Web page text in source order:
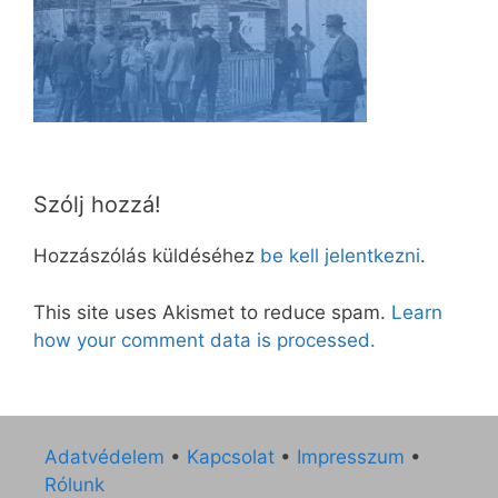
Szólj hozzá!
Hozzászólás küldéséhez be kell jelentkezni.
This site uses Akismet to reduce spam. Learn
how your comment data is processed.
Adatvédelem • Kapcsolat • Impresszum •
Rólunk